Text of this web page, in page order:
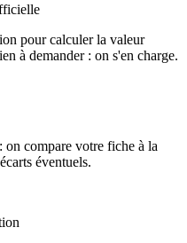
pour calculer la valeur
à demander : on s'en charge.
on compare votre fiche à la
éventuels.